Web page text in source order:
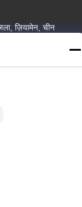
ज़ियामेन, चीन
फ़ुज़ियान, चीन